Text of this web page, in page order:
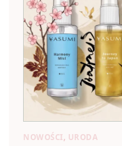
NOWOŚCI, URODA